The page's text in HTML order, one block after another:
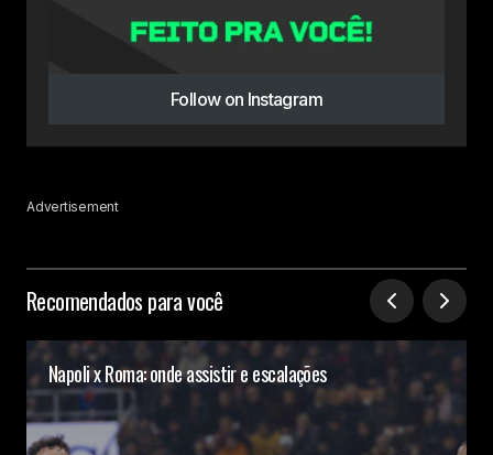
Follow on Instagram
Advertisement
Recomendados para você
Napoli x Roma: onde assistir e escalações